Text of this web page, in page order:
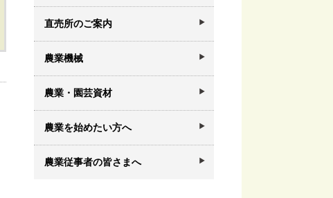
直売所のご案内
農業機械
農業・園芸資材
農業を始めたい方へ
農業従事者の皆さまへ